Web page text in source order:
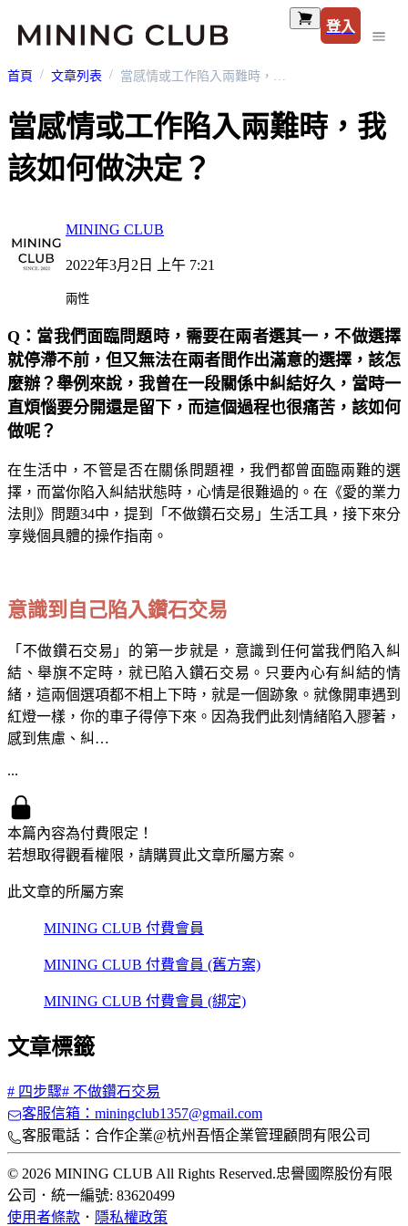
登入
首頁 文章列表 當感情或工作陷入兩難時，我該如何做決定？
當感情或工作陷入兩難時，我
該如何做決定？
MINING CLUB
2022年3月2日 上午 7:21
兩性
Q：當我們面臨問題時，需要在兩者選其一，不做選擇
就停滯不前，但又無法在兩者間作出滿意的選擇，該怎
麼辦？舉例來說，我曾在一段關係中糾結好久，當時一
直煩惱要分開還是留下，而這個過程也很痛苦，該如何
做呢？
在生活中，不管是否在關係問題裡，我們都曾面臨兩難的選
擇，而當你陷入糾結狀態時，心情是很難過的。在《愛的業力
法則》問題34中，提到「不做鑽石交易」生活工具，接下來分
享幾個具體的操作指南。
意識到自己陷入鑽石交易
「不做鑽石交易」的第一步就是，意識到任何當我們陷入糾
結、舉旗不定時，就已陷入鑽石交易。只要內心有糾結的情
緒，這兩個選項都不相上下時，就是一個跡象。就像開車遇到
紅燈一樣，你的車子得停下來。因為我們此刻情緒陷入膠著，
感到焦慮、糾…
...
本篇內容為付費限定！
若想取得觀看權限，請購買此文章所屬方案。
此文章的所屬方案
MINING CLUB 付費會員
MINING CLUB 付費會員 (舊方案)
MINING CLUB 付費會員 (綁定)
文章標籤
# 四步驟# 不做鑽石交易
客服信箱：miningclub1357@gmail.com
客服電話：合作企業@杭州吾悟企業管理顧問有限公司
© 2026 MINING CLUB All Rights Reserved.忠譽國際股份有限
公司 ． 統一編號: 83620499
使用者條款 ． 隱私權政策